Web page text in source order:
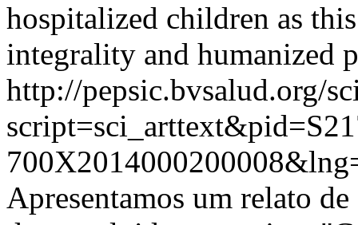
hospitalized children as
integrality and humanized
http://pepsic.bvsalud.org/
Apresentamos um relato